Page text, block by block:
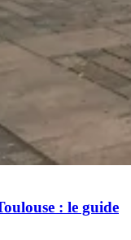
: le guide